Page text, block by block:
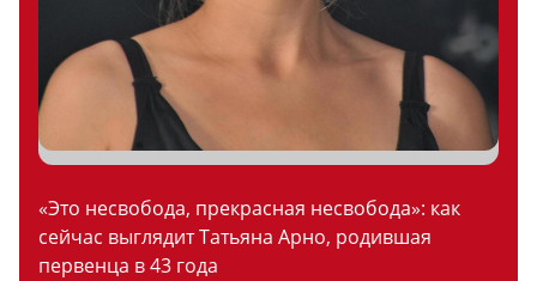
«Это несвобода, прекрасная несвобода»: как
сейчас выглядит Татьяна Арно, родившая
первенца в 43 года